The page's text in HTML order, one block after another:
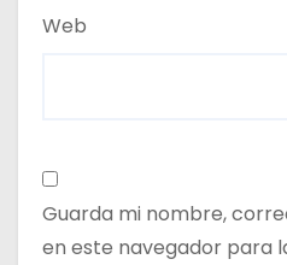
Web
Guarda mi nombre,
en este navegador para